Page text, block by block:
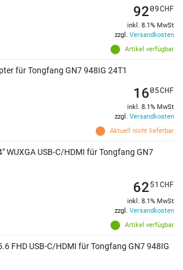
Artikel verfügbar
9209CHF
inkl. 8.1% MwSt
zzgl. Versandkosten
für Tongfang GN7 948IG 24T1
Aktuell nicht lieferbar
1605CHF
inkl. 8.1% MwSt
zzgl. Versandkosten
WUXGA USB-C/HDMI für Tongfang GN7
Artikel verfügbar
6251 CHF
inkl. 8.1% MwSt
zzgl. Versandkosten
FHD USB-C/HDMI für Tongfang GN7 948IG